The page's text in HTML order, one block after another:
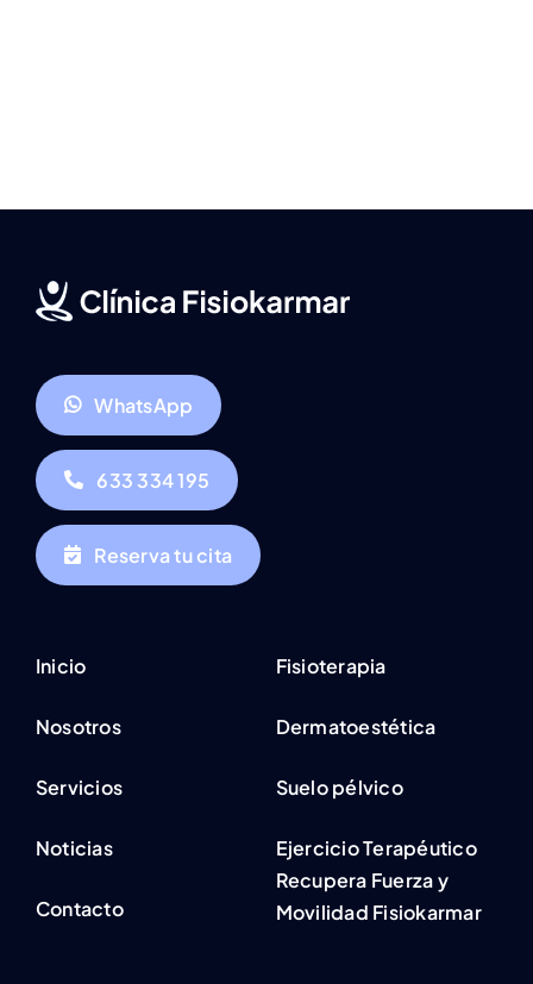
WhatsApp
633 334 195
Reserva tu cita
Inicio
Nosotros
Servicios
Noticias
Contacto
Fisioterapia
Dermatoestética
Suelo pélvico
Ejercicio Terapéutico
Recupera Fuerza y
Movilidad Fisiokarmar